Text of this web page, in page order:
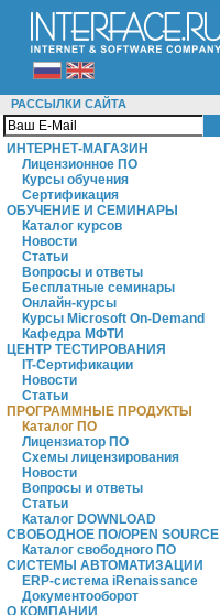
РАССЫЛКИ САЙТА
ИНТЕРНЕТ-МАГАЗИН
Лицензионное ПО
Курсы обучения
Сертификация
ОБУЧЕНИЕ И СЕМИНАРЫ
Каталог курсов
Новости
Статьи
Вопросы и ответы
Бесплатные семинары
Онлайн-курсы
Курсы Microsoft On-Demand
Кафедра МФТИ
ЦЕНТР ТЕСТИРОВАНИЯ
IT-Сертификации
Новости
Статьи
ПРОГРАММНЫЕ ПРОДУКТЫ
Каталог ПО
Лицензиатор ПО
Схемы лицензирования
Новости
Вопросы и ответы
Статьи
Каталог DOWNLOAD
СВОБОДНОЕ ПО/OPEN SOURCE
Каталог свободного ПО
СИСТЕМЫ АВТОМАТИЗАЦИИ
ERP-система iRenaissance
Документооборот
О КОМПАНИИ